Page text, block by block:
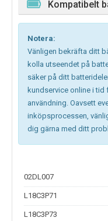
Kompatibelt
Notera:
Vänligen bekräfta ditt
kolla utseendet på
säker på ditt
kundservice online i
användning. Oavsett
inköpsprocessen,
dig gärna med ditt
02DL007
L18C3P71
L18C3P73